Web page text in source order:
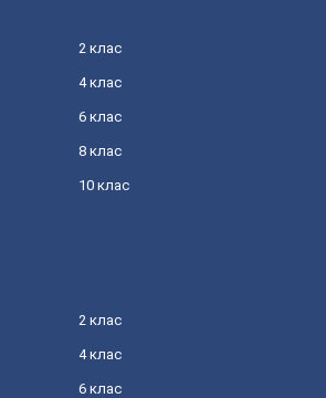
2 клас
4 клас
6 клас
8 клас
10 клас
2 клас
4 клас
6 клас